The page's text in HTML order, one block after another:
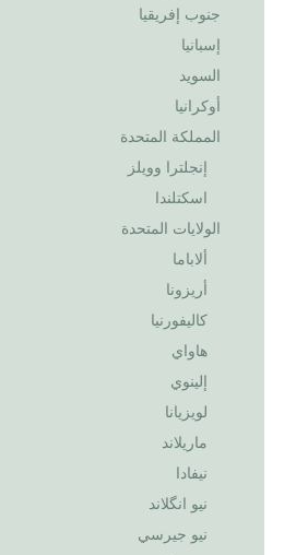
جنوب إفريقيا
إسبانيا
السويد
أوكرانيا
المملكة المتحدة
إنجلترا وويلز
اسكتلندا
الولايات المتحدة
ألاباما
أريزونا
كاليفورنيا
هاواي
إلينوي
لويزيانا
ماريلاند
نيفادا
نيو انگلاند
نيو جيرسي